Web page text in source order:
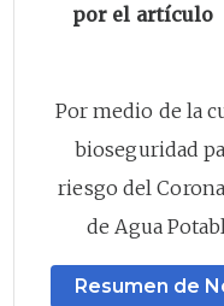
por el artículo
Por medio de la
bioseguridad
riesgo del
de Agua
Resumen de